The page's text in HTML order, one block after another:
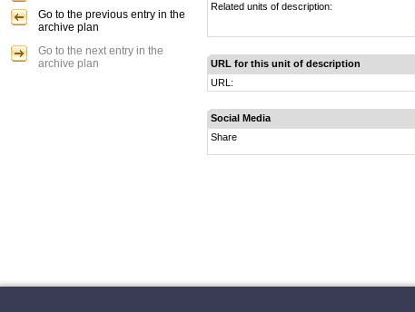
Related units of description:
URL for this unit of description
URL:
Social Media
Share
Go to the previous entry in the
archive plan
Go to the next entry in the
archive plan